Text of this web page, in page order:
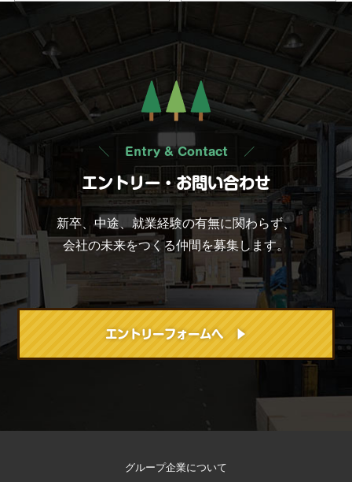
Entry & Contact
エントリー・お問い合わせ
新卒、中途、就業経験の有無に関わらず、
会社の未来をつくる仲間を募集します。
エントリーフォームへ ▶
グループ企業について